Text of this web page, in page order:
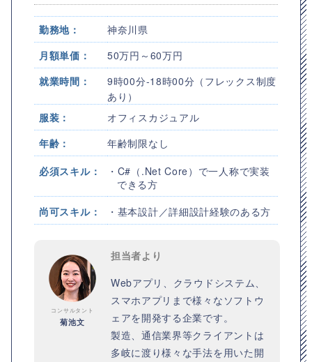
勤務地：
神奈川県
月額単価：
50万円～60万円
就業時間：
9時00分-18時00分（フレックス制度
あり）
服装：
オフィスカジュアル
年齢：
年齢制限なし
必須スキル：
・C#（.Net Core）で一人称で実装
できる方
尚可スキル：
・基本設計／詳細設計経験のある方
コンサルタント
菊池文
担当者より
Webアプリ、クラウドシステム、
スマホアプリまで様々なソフトウ
ェアを開発する企業です。
製造、通信業界等クライアントは
多岐に渡り様々な手法を用いた開